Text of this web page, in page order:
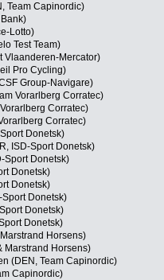
Team Capinordic)
Lotto)
Test Team)
Vlaanderen-Mercator)
Pro Cycling)
Group-Navigare)
Vorarlberg Corratec)
Corratec)
Corratec)
Donetsk)
ISD-Sport Donetsk)
Sport Donetsk)
Donetsk)
Donetsk)
Donetsk)
Donetsk)
Donetsk)
Horsens)
Marstrand Horsens)
(DEN, Team Capinordic)
Capinordic)